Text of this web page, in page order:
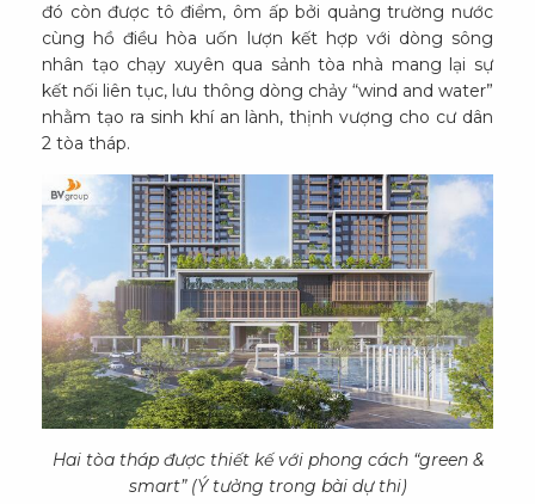
đó còn được tô điểm, ôm ấp bởi quảng trường nước
cùng hồ điều hòa uốn lượn kết hợp với dòng sông
nhân tạo chạy xuyên qua sảnh tòa nhà mang lại sự
kết nối liên tục, lưu thông dòng chảy “wind and water”
nhằm tạo ra sinh khí an lành, thịnh vượng cho cư dân
2 tòa tháp.
Hai tòa tháp được thiết kế với phong cách “green &
smart” (Ý tưởng trong bài dự thi)